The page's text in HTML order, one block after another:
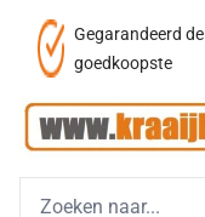
Gegarandeerd de
goedkoopste